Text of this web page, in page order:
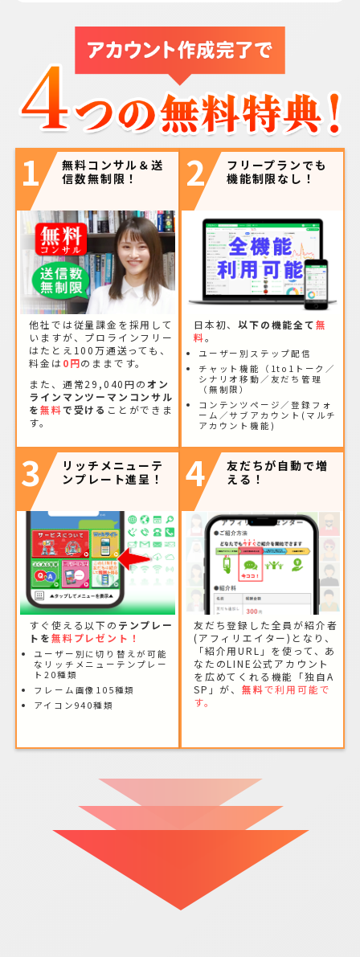
1
無料コンサル＆送
信数無制限！
他社では従量課金を採用して
いますが、プロラインフリー
はたとえ100万通送っても、
料金は 0円のままです。
また、通常29,040円のオン
ラインマンツーマンコンサル
を無料で受ける ことができま
す。
2
フリープランでも
機能制限なし！
日本初、以下の機能全て無
料。
ユーザー別ステップ配信
チャット機能（1to1トーク／
シナリオ移動／友だち管理
（無制限）
コンテンツページ／登録フォ
ーム／サブアカウント(マルチ
アカウント機能)
3
リッチメニューテ
ンプレート進呈！
すぐ使える以下の テンプレー
トを無料プレゼント！
ユーザー別に切り替えが可能
なリッチメニューテンプレー
ト20種類
フレーム画像105種類
アイコン940種類
4
友だちが自動で増
える！
友だち登録した全員が紹介者
(アフィリエイター)となり、
「紹介用URL」を使って、あ
なたのLINE公式アカウント
を広めてくれる機能「独自A
SP」が、 無料で利用可能で
す。